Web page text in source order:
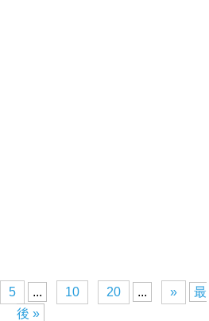
5 ... 10 20 ... »
最
後 »